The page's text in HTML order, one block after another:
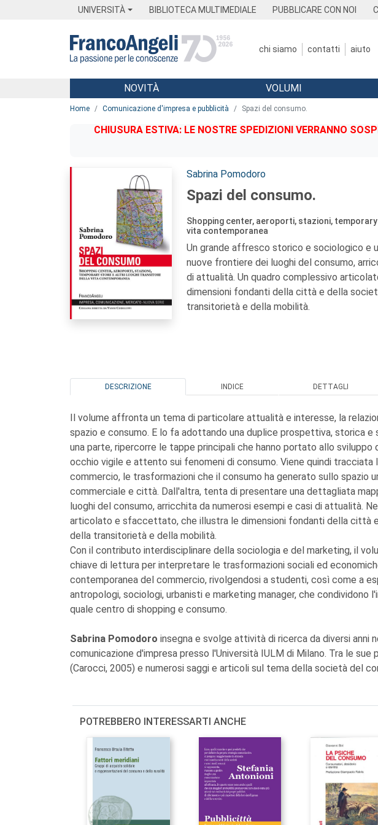
UNIVERSITÀ BIBLIOTECA MULTIMEDIALE PUBBLICARE CON NOI
chi siamo contatti aiuto
Menu
NOVITÀ VOLUMI
Home Comunicazione d'impresa e pubblicità Spazi del consumo.
CHIUSURA ESTIVA: LE NOSTRE SPEDIZIONI VERRANNO
Autori:
Sabrina Pomodoro
Spazi del consumo.
Shopping center, aeroporti, stazioni,
vita contemporanea
Un grande affresco storico e sociologico e
nuove frontiere dei luoghi del consumo,
di attualità. Un quadro complessivo
dimensioni fondanti della città e della
transitorietà e della mobilità.
DESCRIZIONE INDICE DETTAGLI
Il volume affronta un tema di particolare attualità e interesse, la
spazio e consumo. E lo fa adottando una duplice prospettiva, storica
una parte, ripercorre le tappe principali che hanno portato allo
occhio vigile e attento sui fenomeni di consumo. Viene quindi tracciata
commercio, le trasformazioni che il consumo ha generato sullo spazio
commerciale e città. Dall'altra, tenta di presentare una dettagliata
luoghi del consumo, arricchita da numerosi esempi e casi di attualità.
articolato e sfaccettato, che illustra le dimensioni fondanti della città
della transitorietà e della mobilità.
Con il contributo interdisciplinare della sociologia e del marketing, il
chiave di lettura per interpretare le trasformazioni sociali ed
contemporanea del commercio, rivolgendosi a studenti, così come a
antropologi, sociologi, urbanisti e marketing manager, che
quale centro di shopping e consumo.
Sabrina Pomodoro insegna e svolge attività di ricerca da diversi anni
comunicazione d'impresa presso l'Università IULM di Milano. Tra le sue
(Carocci, 2005) e numerosi saggi e articoli sul tema della società del
POTREBBERO INTERESSARTI ANCHE